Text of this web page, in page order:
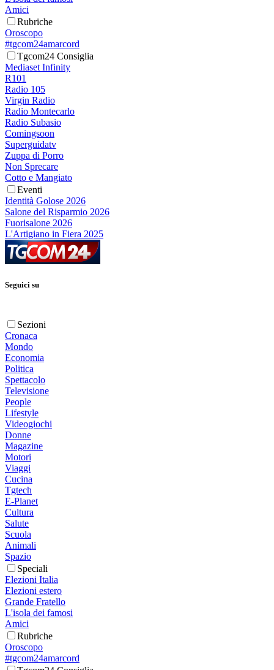
Amici
Rubriche
Oroscopo
#tgcom24amarcord
Tgcom24 Consiglia
Mediaset Infinity
R101
Radio 105
Virgin Radio
Radio Montecarlo
Radio Subasio
Comingsoon
Superguidatv
Zuppa di Porro
Non Sprecare
Cotto e Mangiato
Eventi
Identità Golose 2026
Salone del Risparmio 2026
Fuorisalone 2026
L'Artigiano in Fiera 2025
Seguici su
Sezioni
Cronaca
Mondo
Economia
Politica
Spettacolo
Televisione
People
Lifestyle
Videogiochi
Donne
Magazine
Motori
Viaggi
Cucina
Tgtech
E-Planet
Cultura
Salute
Scuola
Animali
Spazio
Speciali
Elezioni Italia
Elezioni estero
Grande Fratello
L'isola dei famosi
Amici
Rubriche
Oroscopo
#tgcom24amarcord